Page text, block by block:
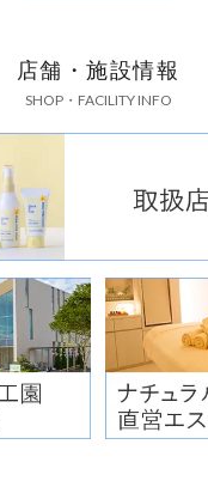
店舗・施設情報
SHOP・FACILITY INFO